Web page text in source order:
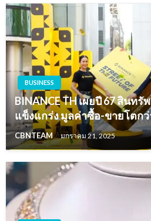
BUSINESS
BINANCE TH เผยปี 67 สินท
แข็งแกร่ง มูลค่าซื้อ-ขายโตกว่
CBNTEAM มกราคม 21, 2025